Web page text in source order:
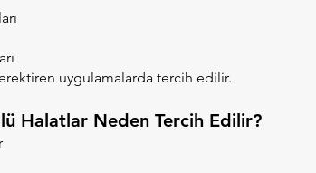
uygulamalarda tercih edilir.
Halatlar Neden Tercih Edilir?